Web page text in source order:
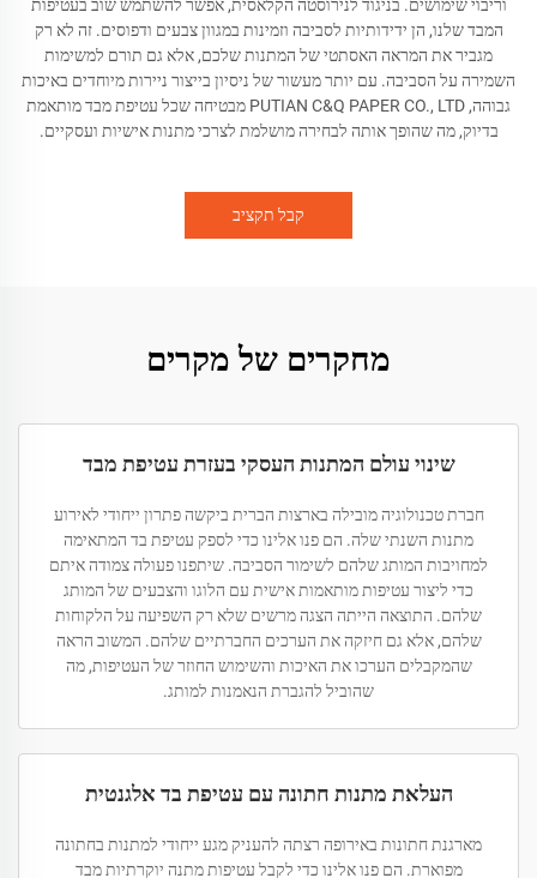
וריבוי שימושים. בניגוד לנירוסטה הקלאסית, אפשר להשתמש שוב בעטיפות
המבד שלנו, הן ידידותיות לסביבה וזמינות במגוון צבעים ודפוסים. זה לא רק
מגביר את המראה האסתטי של המתנות שלכם, אלא גם תורם למשימות
השמירה על הסביבה. עם יותר מעשור של ניסיון בייצור ניירות מיוחדים באיכות
גבוהה, PUTIAN C&Q PAPER CO., LTD מבטיחה שכל עטיפת מבד מותאמת
בדיוק, מה שהופך אותה לבחירה מושלמת לצרכי מתנות אישיות ועסקיים.
קבל תקציב
מחקרים של מקרים
שינוי עולם המתנות העסקי בעזרת עטיפת מבד
חברת טכנולוגיה מובילה בארצות הברית ביקשה פתרון ייחודי לאירוע
מתנות השנתי שלה. הם פנו אלינו כדי לספק עטיפת בד המתאימה
למחויבות המותג שלהם לשימור הסביבה. שיתפנו פעולה צמודה איתם
כדי ליצור עטיפות מותאמות אישית עם הלוגו והצבעים של המותג
שלהם. התוצאה הייתה הצגה מרשים שלא רק השפיעה על הלקוחות
שלהם, אלא גם חיזקה את הערכים החברתיים שלהם. המשוב הראה
שהמקבלים הערכו את האיכות והשימוש החוזר של העטיפות, מה
שהוביל להגברת הנאמנות למותג.
העלאת מתנות חתונה עם עטיפת בד אלגנטית
מארגנת חתונות באירופה רצתה להעניק מגע ייחודי למתנות בחתונה
מפוארת. הם פנו אלינו כדי לקבל עטיפות מתנה יוקרתיות מבד